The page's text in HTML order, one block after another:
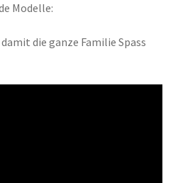
Modelle:
die ganze Familie Spass